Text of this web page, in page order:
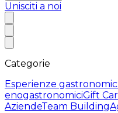
Unisciti a noi
Categorie
Esperienze
enogastronomiciGift
AziendeTeam Building